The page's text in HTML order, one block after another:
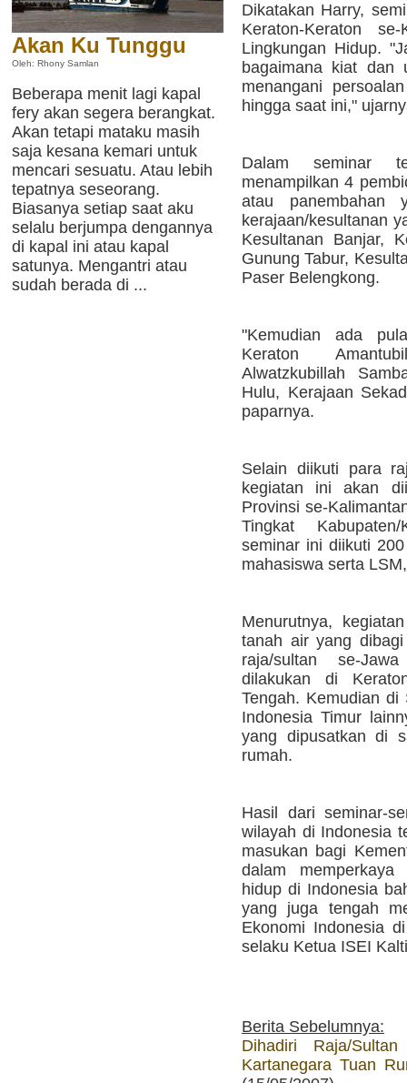
Akan Ku Tunggu
Oleh: Rhony Samlan
Beberapa menit lagi kapal
fery akan segera berangkat.
Akan tetapi mataku masih
saja kesana kemari untuk
mencari sesuatu. Atau lebih
tepatnya seseorang.
Biasanya setiap saat aku
selalu berjumpa dengannya
di kapal ini atau kapal
satunya. Mengantri atau
sudah berada di ...
Dikatakan Harry,
Keraton-Keraton
Lingkungan Hidup.
bagaimana kiat dan
menangani
hingga saat ini,"
Dalam seminar
menampilkan 4
atau panembahan
kerajaan/kesultanan
Kesultanan Banjar,
Gunung Tabur,
Paser Belengkong.
"Kemudian ada
Keraton
Alwatzkubillah
Hulu, Kerajaan
paparnya.
Selain diikuti para
kegiatan ini akan
Provinsi se-
Tingkat
seminar ini diikuti
mahasiswa serta
Menurutnya,
tanah air yang
raja/sultan se-
dilakukan di
Tengah. Kemudian di
Indonesia Timur
yang dipusatkan di
rumah.
Hasil dari seminar-
wilayah di Indonesia
masukan bagi
dalam memperkaya
hidup di Indonesia
yang juga tengah
Ekonomi Indonesia
selaku Ketua ISEI
Berita Sebelumnya:
Dihadiri Raja/
Kartanegara Tuan